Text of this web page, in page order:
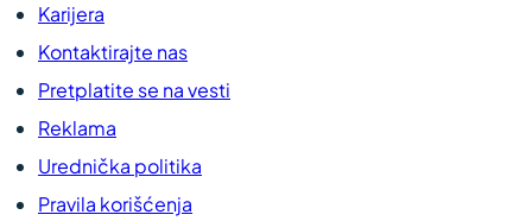
Karijera
Kontaktirajte nas
Pretplatite se na vesti
Reklama
Urednička politika
Pravila korišćenja